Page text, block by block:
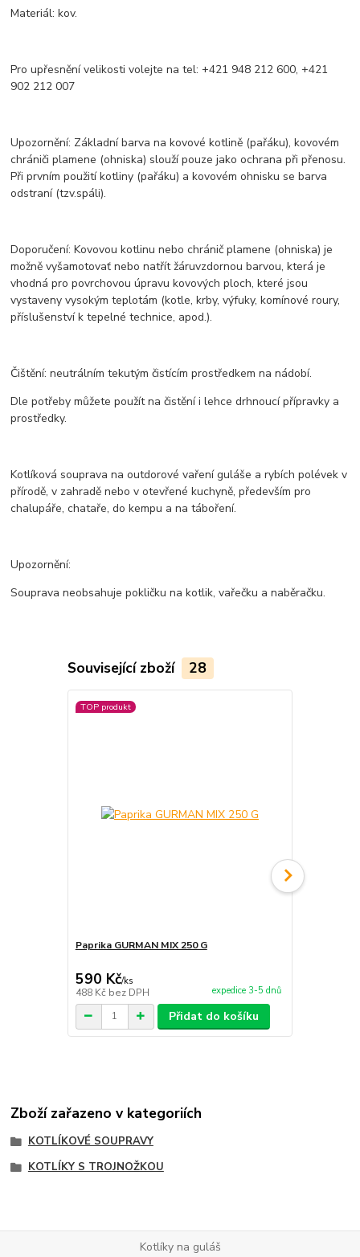
Materiál: kov.
Pro upřesnění velikosti volejte na tel: +421 948 212 600, +421
902 212 007
Upozornění: Základní barva na kovové kotlině (pařáku), kovovém
chrániči plamene (ohniska) slouží pouze jako ochrana při přenosu.
Při prvním použití kotliny (pařáku) a kovovém ohnisku se barva
odstraní (tzv.spáli).
Doporučení: Kovovou kotlinu nebo chránič plamene (ohniska) je
možně vyšamotovať nebo natřít žáruvzdornou barvou, která je
vhodná pro povrchovou úpravu kovových ploch, které jsou
vystaveny vysokým teplotám (kotle, krby, výfuky, komínové roury,
příslušenství k tepelné technice, apod.).
Čištění: neutrálním tekutým čistícím prostředkem na nádobí.
Dle potřeby můžete použít na čistění i lehce drhnoucí přípravky a
prostředky.
Kotlíková souprava na outdorové vaření guláše a rybích polévek v
přírodě, v zahradě nebo v otevřené kuchyně, především pro
chalupáře, chataře, do kempu a na táboření.
Upozornění:
Souprava neobsahuje pokličku na kotlik, vařečku a naběračku.
Související zboží 28
TOP produkt
Paprika GURMAN MIX 250 G
590 Kč/ks
488 Kč bez DPH expedice 3-5 dnů
Přidat do košíku
Zboží zařazeno v kategoriích
KOTLÍKOVÉ SOUPRAVY
KOTLÍKY S TROJNOŽKOU
Kotlíky na guláš